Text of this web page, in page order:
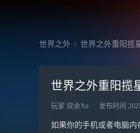
世界之外 世界之外重阳揽
世界之外重阳揽
玩家 双余Xn 发布时间
如果你的手机或者电脑